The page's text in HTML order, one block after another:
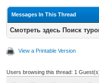
Messages In This Thread
Смотреть здесь Поиск
View a Printable Version
Users browsing this thread: 1